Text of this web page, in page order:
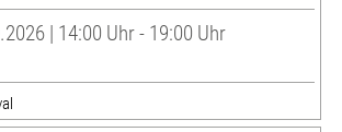
| 14:00 Uhr - 19:00 Uhr